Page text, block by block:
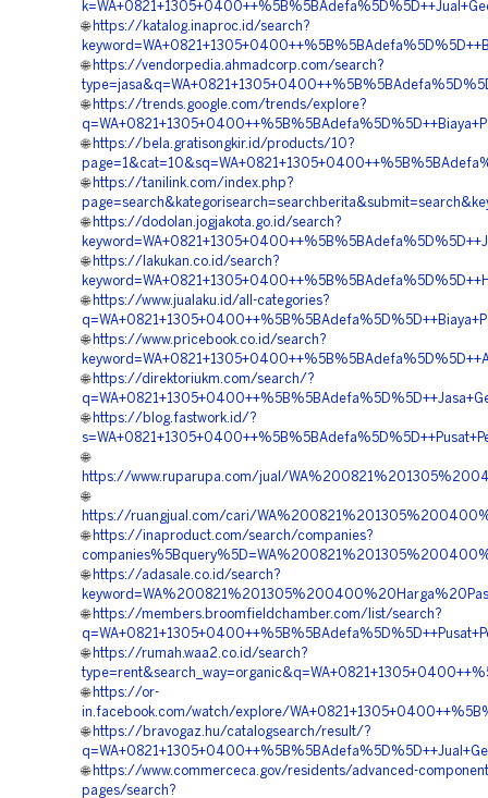
🌐 https://katalog.inaproc.id/search?
🌐 https://vendorpedia.ahmadcorp.com/search?
🌐 https://trends.google.com/trends/explore?
🌐 https://bela.gratisongkir.id/products/10?
🌐 https://tanilink.com/index.php?
🌐 https://dodolan.jogjakota.go.id/search?
🌐 https://lakukan.co.id/search?
🌐 https://www.jualaku.id/all-categories?
🌐 https://www.pricebook.co.id/search?
🌐 https://direktoriukm.com/search/?
🌐 https://blog.fastwork.id/?
🌐
https://www.ruparupa.com/jual/
🌐
https://ruangjual.com/cari/
🌐 https://inaproduct.com/search/companies?
🌐 https://adasale.co.id/search?
🌐 https://members.broomfieldchamber.com/list/search?
🌐 https://rumah.waa2.co.id/search?
🌐 https://or-
in.facebook.com/watch/explore/
🌐 https://bravogaz.hu/catalogsearch/result/?
🌐 https://www.commerceca.gov/residents/advanced-
pages/search?